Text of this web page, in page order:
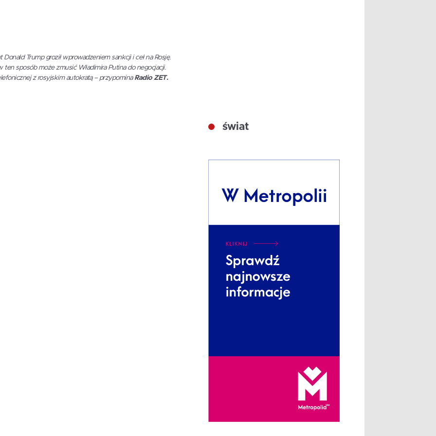
Trump groził wprowadzeniem sankcji i ceł na Rosję.
sposób może zmusić Władimira Putina do negocjacji.
z rosyjskim autokratą – przypominaRadio ZET.
świat